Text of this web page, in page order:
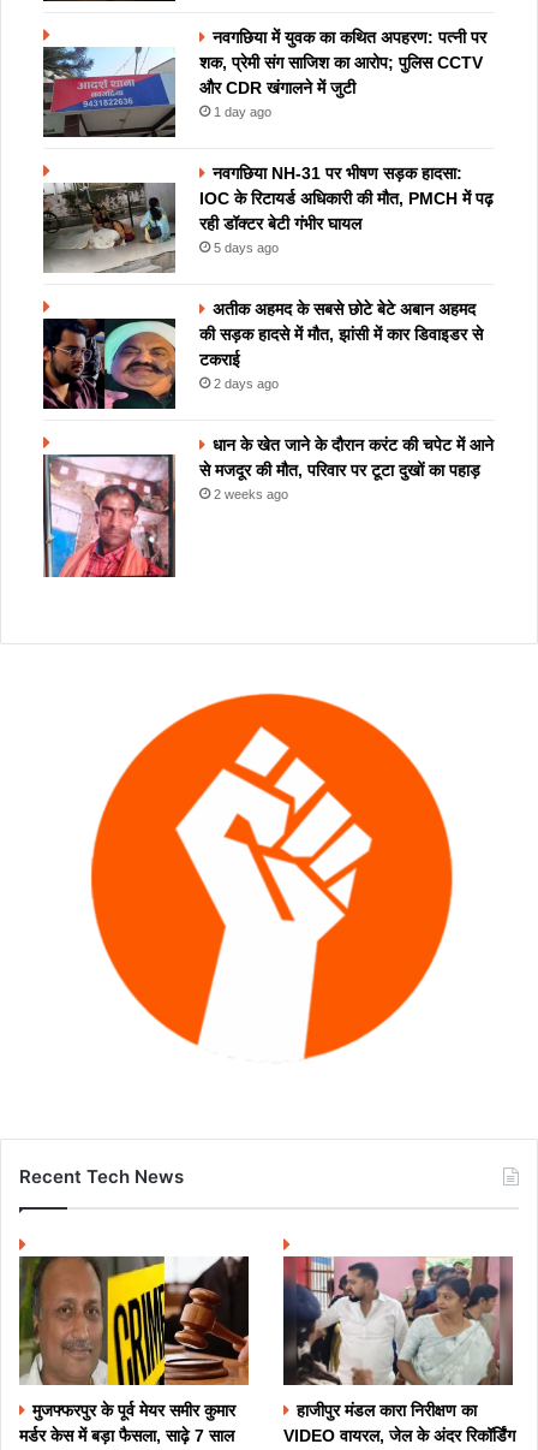
नवगछिया में युवक का कथित अपहरण: पत्नी पर
शक, प्रेमी संग साजिश का आरोप; पुलिस CCTV
और CDR खंगालने में जुटी
1 day ago
नवगछिया NH-31 पर भीषण सड़क हादसा:
IOC के रिटायर्ड अधिकारी की मौत, PMCH में पढ़
रही डॉक्टर बेटी गंभीर घायल
5 days ago
अतीक अहमद के सबसे छोटे बेटे अबान अहमद
की सड़क हादसे में मौत, झांसी में कार डिवाइडर से
टकराई
2 days ago
धान के खेत जाने के दौरान करंट की चपेट में आने
से मजदूर की मौत, परिवार पर टूटा दुखों का पहाड़
2 weeks ago
Recent Tech News
मुजफ्फरपुर के पूर्व मेयर समीर कुमार
मर्डर केस में बड़ा फैसला, साढ़े 7 साल
हाजीपुर मंडल कारा निरीक्षण का
VIDEO वायरल, जेल के अंदर रिकॉर्डिंग